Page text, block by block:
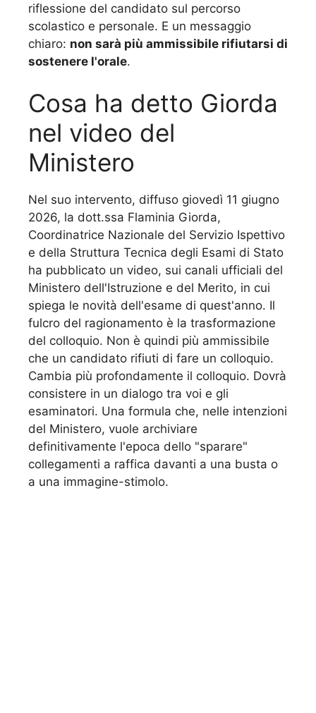
riflessione del candidato sul percorso
scolastico e personale. E un messaggio
chiaro: non sarà più ammissibile rifiutarsi di
sostenere l'orale.
Cosa ha detto Giorda
nel video del
Ministero
Nel suo intervento, diffuso giovedì 11 giugno
2026, la dott.ssa Flaminia Giorda,
Coordinatrice Nazionale del Servizio Ispettivo
e della Struttura Tecnica degli Esami di Stato
ha pubblicato un video, sui canali ufficiali del
Ministero dell'Istruzione e del Merito, in cui
spiega le novità dell'esame di quest'anno. Il
fulcro del ragionamento è la trasformazione
del colloquio. Non è quindi più ammissibile
che un candidato rifiuti di fare un colloquio.
Cambia più profondamente il colloquio. Dovrà
consistere in un dialogo tra voi e gli
esaminatori. Una formula che, nelle intenzioni
del Ministero, vuole archiviare
definitivamente l'epoca dello "sparare"
collegamenti a raffica davanti a una busta o
a una immagine-stimolo.